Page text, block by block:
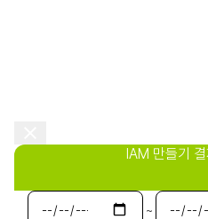
IAM 만들기
~